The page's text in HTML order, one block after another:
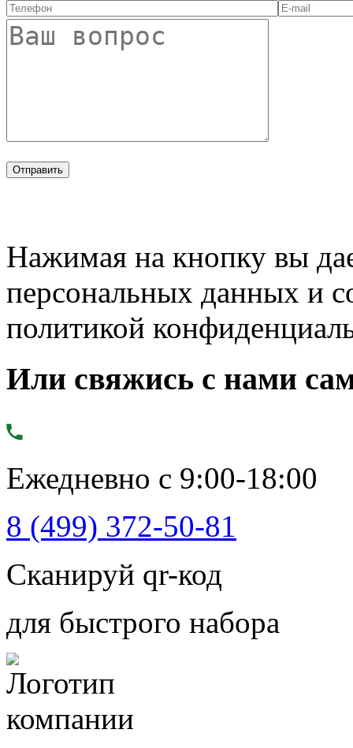
Нажимая на кнопку вы
персональных данных и
политикой
Или свяжись с нами
Ежедневно с 9:00-18:00
8 (499) 372-50-81
Сканируй qr-код
для быстрого набора